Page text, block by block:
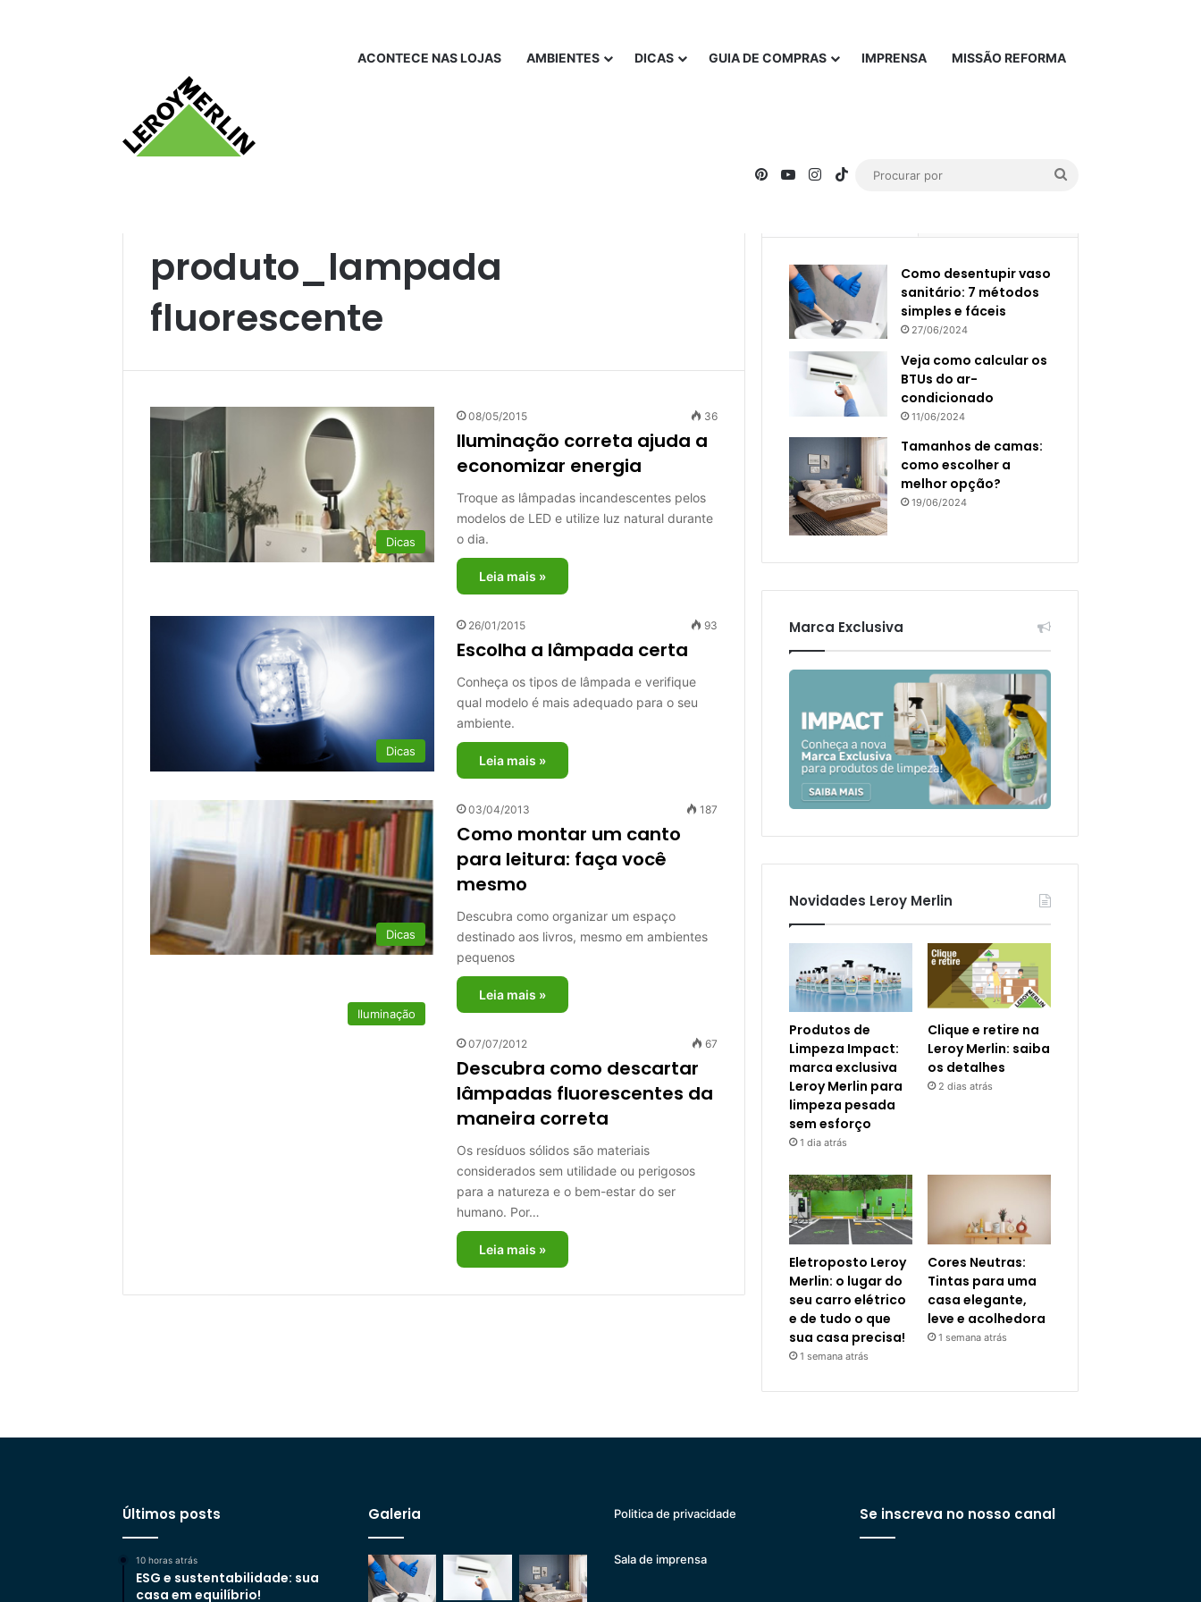
ACONTECE NAS LOJAS AMBIENTES DICAS GUIA DE COMPRAS IMPRENSA MISSÃO REFORMA
PinterestYouTubeInstagram
TikTok
produto_lampada
fluorescente
Dicas
08/05/2015 36
Iluminação correta ajuda a
economizar energia
Troque as lâmpadas incandescentes pelos
modelos de LED e utilize luz natural durante
o dia.
Leia mais »
Dicas
26/01/2015 93
Escolha a lâmpada certa
Conheça os tipos de lâmpada e verifique
qual modelo é mais adequado para o seu
ambiente.
Leia mais »
Dicas
03/04/2013 187
Como montar um canto
para leitura: faça você
mesmo
Descubra como organizar um espaço
destinado aos livros, mesmo em ambientes
pequenos
Leia mais »
Iluminação
07/07/2012 67
Descubra como descartar
lâmpadas fluorescentes da
maneira correta
Os resíduos sólidos são materiais
considerados sem utilidade ou perigosos
para a natureza e o bem-estar do ser
humano. Por…
Leia mais »
Como desentupir vaso
sanitário: 7 métodos
simples e fáceis
27/06/2024
Veja como calcular os
BTUs do ar-
condicionado
11/06/2024
Tamanhos de camas:
como escolher a
melhor opção?
19/06/2024
Marca Exclusiva
Novidades Leroy Merlin
Produtos de
Limpeza Impact:
marca exclusiva
Leroy Merlin para
limpeza pesada
sem esforço
1 dia atrás
Clique e retire na
Leroy Merlin: saiba
os detalhes
2 dias atrás
Eletroposto Leroy
Merlin: o lugar do
seu carro elétrico
e de tudo o que
sua casa precisa!
1 semana atrás
Cores Neutras:
Tintas para uma
casa elegante,
leve e acolhedora
1 semana atrás
Últimos posts
10 horas atrás
ESG e sustentabilidade: sua
casa em equilíbrio!
Galeria Politica de privacidade
Sala de imprensa
Se inscreva no nosso canal